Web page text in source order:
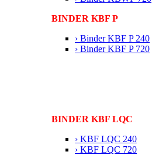
BINDER KBF P
› Binder KBF P 240
› Binder KBF P 720
BINDER KBF LQC
› KBF LQC 240
› KBF LQC 720